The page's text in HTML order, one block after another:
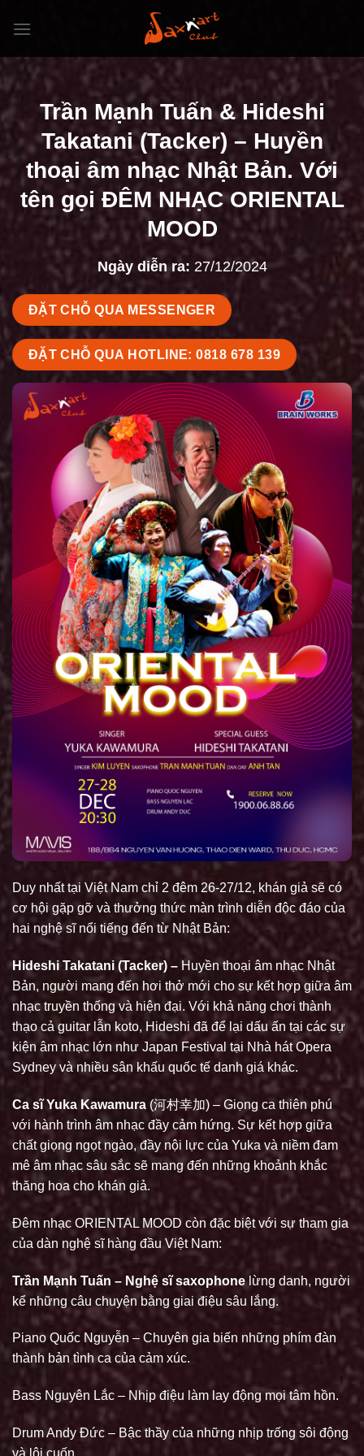
qua
Trần Mạnh Tuấn & Hideshi
Takatani (Tacker) – Huyền
thoại âm nhạc Nhật Bản. Với
tên gọi ĐÊM NHẠC ORIENTAL
MOOD
Ngày diễn ra: 27/12/2024
ĐẶT CHỖ QUA MESSENGER
ĐẶT CHỖ QUA HOTLINE: 0818 678 139
Duy nhất tại Việt Nam chỉ 2 đêm 26-27/12, khán giả sẽ có
cơ hội gặp gỡ và thưởng thức màn trình diễn độc đáo của
hai nghệ sĩ nổi tiếng đến từ Nhật Bản:
Hideshi Takatani (Tacker) – Huyền thoại âm nhạc Nhật
Bản, người mang đến hơi thở mới cho sự kết hợp giữa âm
nhạc truyền thống và hiện đại. Với khả năng chơi thành
thạo cả guitar lẫn koto, Hideshi đã để lại dấu ấn tại các sự
kiện âm nhạc lớn như Japan Festival tại Nhà hát Opera
Sydney và nhiều sân khấu quốc tế danh giá khác.
Ca sĩ Yuka Kawamura (河村幸加) – Giọng ca thiên phú
với hành trình âm nhạc đầy cảm hứng. Sự kết hợp giữa
chất giọng ngọt ngào, đầy nội lực của Yuka và niềm đam
mê âm nhạc sâu sắc sẽ mang đến những khoảnh khắc
thăng hoa cho khán giả.
Đêm nhạc ORIENTAL MOOD còn đặc biệt với sự tham gia
của dàn nghệ sĩ hàng đầu Việt Nam:
Trần Mạnh Tuấn – Nghệ sĩ saxophone lừng danh, người
kể những câu chuyện bằng giai điệu sâu lắng.
Piano Quốc Nguyễn – Chuyên gia biến những phím đàn
thành bản tình ca của cảm xúc.
Bass Nguyên Lắc – Nhịp điệu làm lay động mọi tâm hồn.
Drum Andy Đức – Bậc thầy của những nhịp trống sôi động
và lôi cuốn.